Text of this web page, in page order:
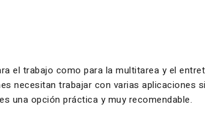
el trabajo como para la multitarea y el
necesitan trabajar con varias aplicaciones
una opción práctica y muy recomendable.